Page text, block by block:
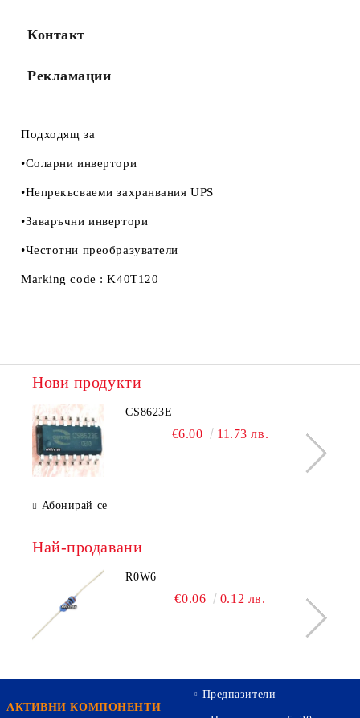
Контакт
Рекламации
Подходящ за
•Соларни инвертори
•Непрекъсваеми захранвания UPS
•Заваръчни инвертори
•Честотни преобразуватели
Marking code : K40T120
Нови продукти
CS8623E
€6.00 11.73 лв.
Абонирай се
Най-продавани
R0W6
€0.06 0.12 лв.
АКТИВНИ КОМПОНЕНТИ
Предпазители